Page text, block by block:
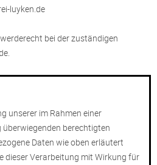
luyken.de
bei der zuständigen
unserer im Rahmen einer
berechtigten
Daten wie oben erläutert
dieser Verarbeitung mit Wirkung für